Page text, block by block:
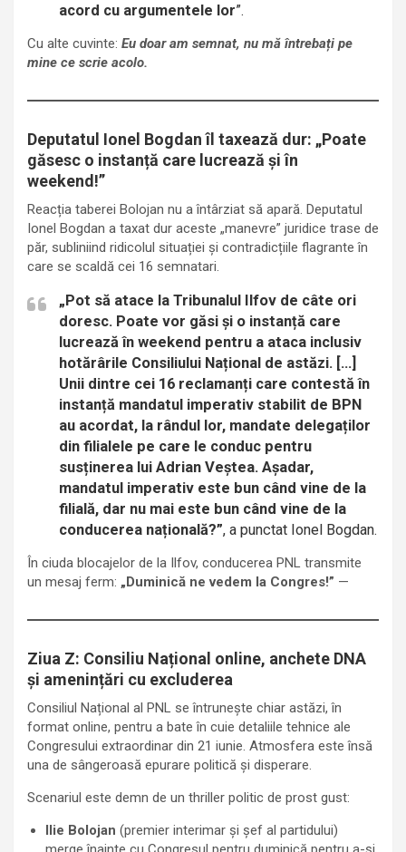
acord cu argumentele lor”.
Cu alte cuvinte: Eu doar am semnat, nu mă întrebați pe
mine ce scrie acolo.
Deputatul Ionel Bogdan îl taxează dur: „Poate
găsesc o instanță care lucrează și în
weekend!”
Reacția taberei Bolojan nu a întârziat să apară. Deputatul
Ionel Bogdan a taxat dur aceste „manevre” juridice trase de
păr, subliniind ridicolul situației și contradicțiile flagrante în
care se scaldă cei 16 semnatari.
„Pot să atace la Tribunalul Ilfov de câte ori
doresc. Poate vor găsi și o instanță care
lucrează în weekend pentru a ataca inclusiv
hotărârile Consiliului Național de astăzi. […]
Unii dintre cei 16 reclamanți care contestă în
instanță mandatul imperativ stabilit de BPN
au acordat, la rândul lor, mandate delegaților
din filialele pe care le conduc pentru
susținerea lui Adrian Veștea. Așadar,
mandatul imperativ este bun când vine de la
filială, dar nu mai este bun când vine de la
conducerea națională?”, a punctat Ionel Bogdan.
În ciuda blocajelor de la Ilfov, conducerea PNL transmite
un mesaj ferm: „Duminică ne vedem la Congres!” —
Ziua Z: Consiliu Național online, anchete DNA
și amenințări cu excluderea
Consiliul Național al PNL se întrunește chiar astăzi, în
format online, pentru a bate în cuie detaliile tehnice ale
Congresului extraordinar din 21 iunie. Atmosfera este însă
una de sângeroasă epurare politică și disperare.
Scenariul este demn de un thriller politic de prost gust:
Ilie Bolojan (premier interimar și șef al partidului)